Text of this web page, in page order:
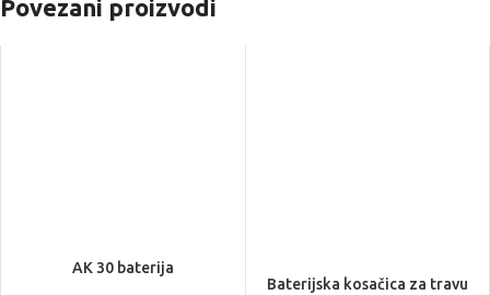
Povezani proizvodi
AK 30 baterija
Baterijska kosačica za travu